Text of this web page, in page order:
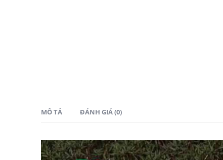
MÔ TẢ ĐÁNH GIÁ (0)